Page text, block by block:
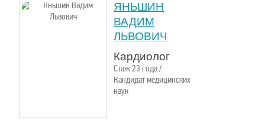
ЯНЬШИН
ВАДИМ
ЛЬВОВИЧ
Кардиолог
Стаж 23 года /
Кандидат медицинских
наук